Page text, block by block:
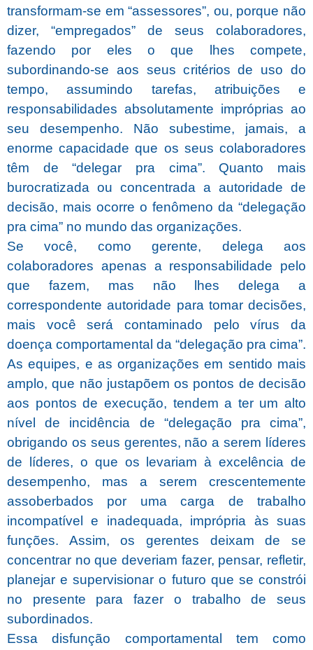
transformam-se em “assessores”, ou, porque não
dizer, “empregados” de seus colaboradores,
fazendo por eles o que lhes compete,
subordinando-se aos seus critérios de uso do
tempo, assumindo tarefas, atribuições e
responsabilidades absolutamente impróprias ao
seu desempenho. Não subestime, jamais, a
enorme capacidade que os seus colaboradores
têm de “delegar pra cima”. Quanto mais
burocratizada ou concentrada a autoridade de
decisão, mais ocorre o fenômeno da “delegação
pra cima” no mundo das organizações.
Se você, como gerente, delega aos
colaboradores apenas a responsabilidade pelo
que fazem, mas não lhes delega a
correspondente autoridade para tomar decisões,
mais você será contaminado pelo vírus da
doença comportamental da “delegação pra cima”.
As equipes, e as organizações em sentido mais
amplo, que não justapõem os pontos de decisão
aos pontos de execução, tendem a ter um alto
nível de incidência de “delegação pra cima”,
obrigando os seus gerentes, não a serem líderes
de líderes, o que os levariam à excelência de
desempenho, mas a serem crescentemente
assoberbados por uma carga de trabalho
incompatível e inadequada, imprópria às suas
funções. Assim, os gerentes deixam de se
concentrar no que deveriam fazer, pensar, refletir,
planejar e supervisionar o futuro que se constrói
no presente para fazer o trabalho de seus
subordinados.
Essa disfunção comportamental tem como